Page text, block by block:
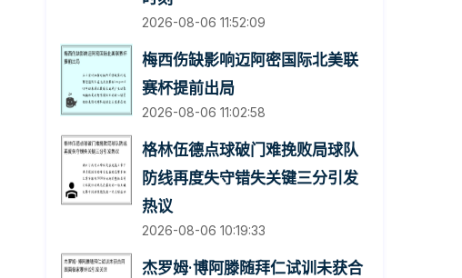
2026-08-06 11:52:09
梅西伤缺影响迈阿密国际北美联
赛杯提前出局
2026-08-06 11:02:58
格林伍德点球破门难挽败局球队
防线再度失守错失关键三分引发
热议
2026-08-06 10:19:33
杰罗姆·博阿滕随拜仁试训未获合